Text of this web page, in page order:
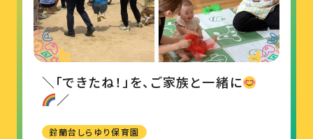
＼「できたね！」を、ご家族と一緒に
／
鈴蘭台しらゆり保育園